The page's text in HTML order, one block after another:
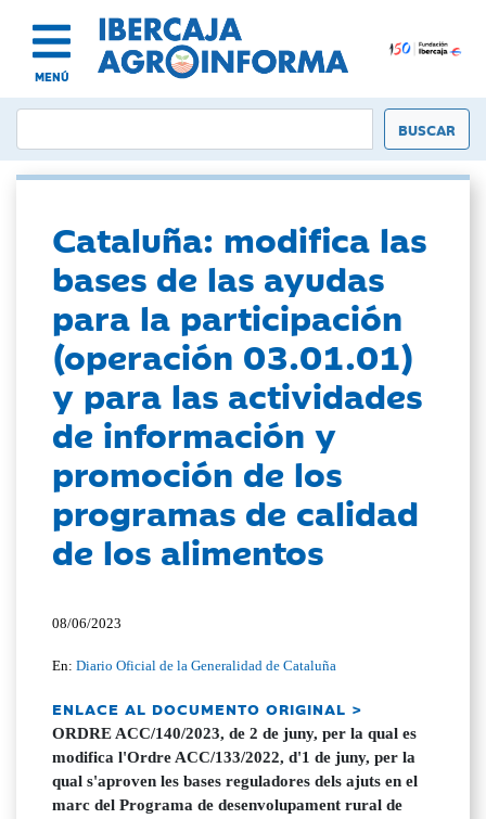
MENÚ
Cataluña: modifica las
bases de las ayudas
para la participación
(operación 03.01.01)
y para las actividades
de información y
promoción de los
programas de calidad
de los alimentos
08/06/2023
En:Diario Oficial de la Generalidad de Cataluña
ENLACE AL DOCUMENTO ORIGINAL >
ORDRE ACC/140/2023, de 2 de juny, per la qual es
modifica l'Ordre ACC/133/2022, d'1 de juny, per la
qual s'aproven les bases reguladores dels ajuts en el
marc del Programa de desenvolupament rural de